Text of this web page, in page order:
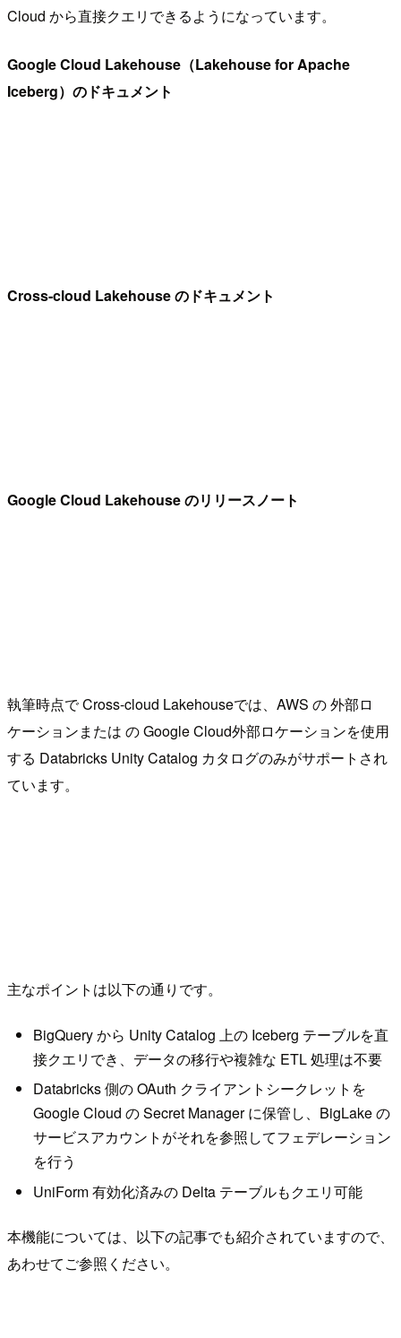
Cloud から直接クエリできるようになっています。
Google Cloud Lakehouse（Lakehouse for Apache
Iceberg）のドキュメント
Cross-cloud Lakehouse のドキュメント
Google Cloud Lakehouse のリリースノート
執筆時点で Cross-cloud Lakehouseでは、AWS の 外部ロ
ケーションまたは の Google Cloud外部ロケーションを使用
する Databricks Unity Catalog カタログのみがサポートされ
ています。
主なポイントは以下の通りです。
BigQuery から Unity Catalog 上の Iceberg テーブルを直
接クエリでき、データの移行や複雑な ETL 処理は不要
Databricks 側の OAuth クライアントシークレットを
Google Cloud の Secret Manager に保管し、BigLake の
サービスアカウントがそれを参照してフェデレーション
を行う
UniForm 有効化済みの Delta テーブルもクエリ可能
本機能については、以下の記事でも紹介されていますので、
あわせてご参照ください。